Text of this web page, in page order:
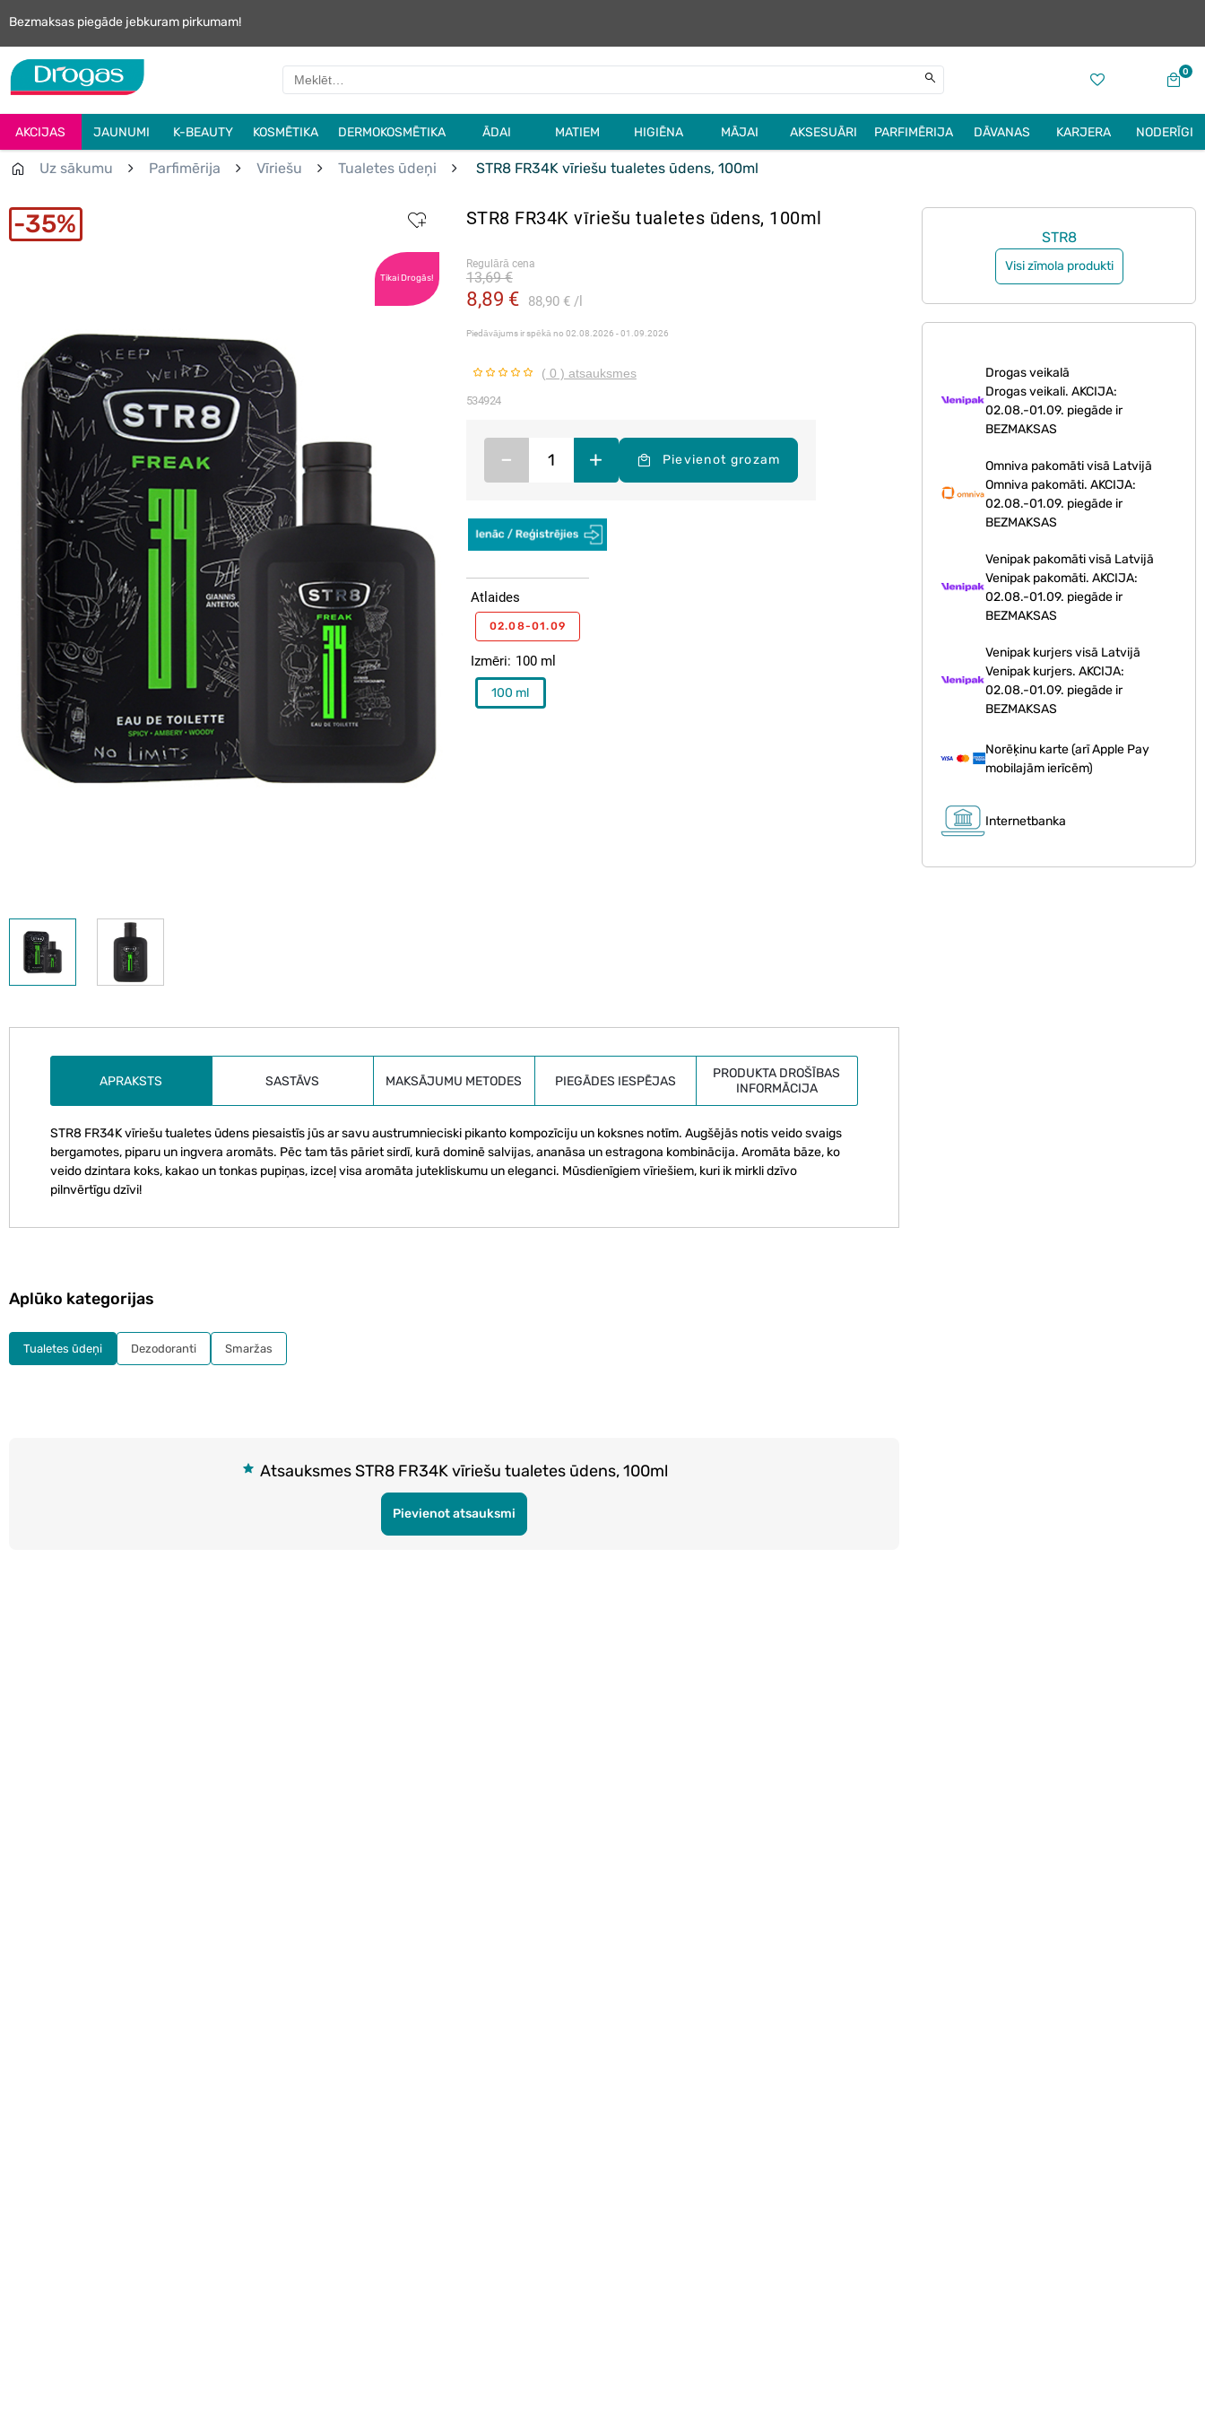
Bezmaksas piegāde jebkuram pirkumam!
0
AKCIJAS JAUNUMI K-BEAUTY KOSMĒTIKA DERMOKOSMĒTIKA ĀDAI MATIEM HIGIĒNA MĀJAI AKSESUĀRI PARFIMĒRIJA DĀVANAS KARJERA NODERĪGI
Uz sākumu Parfimērija Vīriešu Tualetes ūdeņi STR8 FR34K vīriešu tualetes ūdens, 100ml
35%
Tikai Drogās!
STR8 FR34K vīriešu tualetes ūdens, 100ml
Regulārā cena
8,89 € 88,90 € l
13,69 €
Piedāvājums ir spēkā no 02.08.2026 - 01.09.2026
( 0 ) atsauksmes
534924
Izmēri 100 ml
100 ml
– + Pievienot grozam
Atlaides
02.08-01.09
STR8
Visi zīmola produkti
Drogas veikalā
Drogas veikali. AKCIJA:
02.08.-01.09. piegāde ir
BEZMAKSAS
Omniva pakomāti visā Latvijā
Omniva pakomāti. AKCIJA:
02.08.-01.09. piegāde ir
BEZMAKSAS
Venipak pakomāti visā Latvijā
Venipak pakomāti. AKCIJA:
02.08.-01.09. piegāde ir
BEZMAKSAS
Venipak kurjers visā Latvijā
Venipak kurjers. AKCIJA:
02.08.-01.09. piegāde ir
BEZMAKSAS
Norēķinu karte (arī Apple Pay
mobilajām ierīcēm)
Internetbanka
APRAKSTS SASTĀVS MAKSĀJUMU METODES PIEGĀDES IESPĒJAS
PRODUKTA DROŠĪBAS
INFORMĀCIJA
STR8 FR34K vīriešu tualetes ūdens piesaistīs jūs ar savu austrumnieciski pikanto kompozīciju un koksnes notīm. Augšējās notis veido svaigs
bergamotes, piparu un ingvera aromāts. Pēc tam tās pāriet sirdī, kurā dominē salvijas, ananāsa un estragona kombinācija. Aromāta bāze, ko
veido dzintara koks, kakao un tonkas pupiņas, izceļ visa aromāta jutekliskumu un eleganci. Mūsdienīgiem vīriešiem, kuri ik mirkli dzīvo
pilnvērtīgu dzīvi!
Atsauksmes STR8 FR34K vīriešu tualetes ūdens, 100ml
Pievienot atsauksmi
Aplūko kategorijas
Tualetes ūdeņi Dezodoranti Smaržas